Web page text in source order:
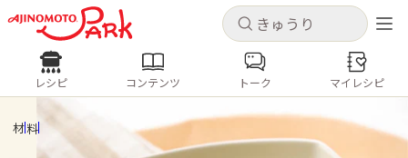
キャンセル
ログインするとレシピを保存できます
ログイン
キャンセル
レシピ コンテンツ
レシピ コンテンツ トーク マイレシピ
材料